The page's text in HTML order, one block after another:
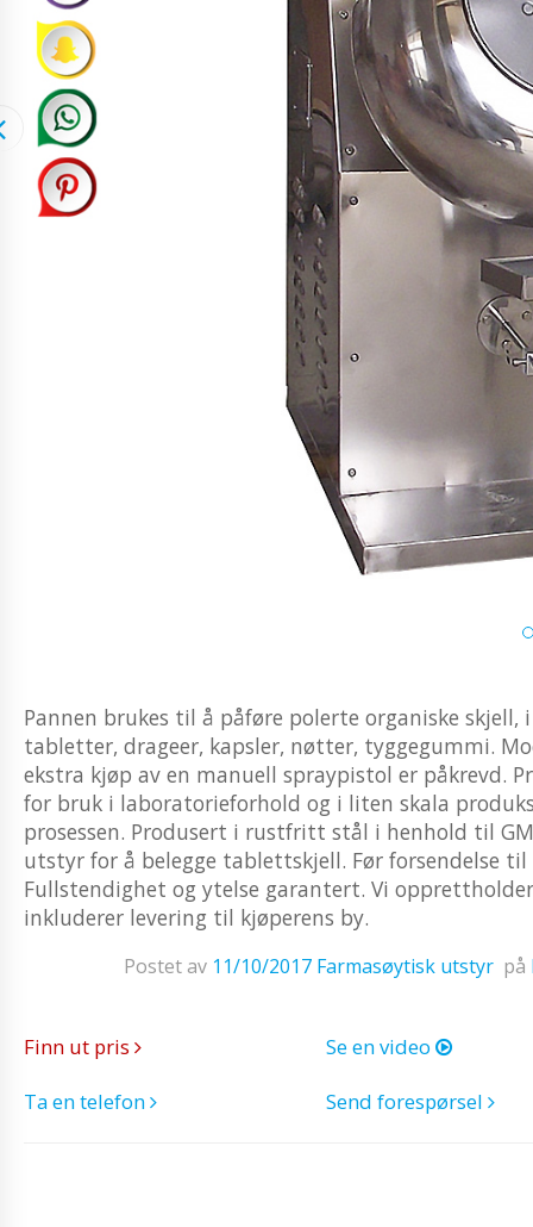
Pannen brukes til å påføre polerte organiske
tabletter, drageer, kapsler, nøtter, tyggegummi.
ekstra kjøp av en manuell spraypistol er påkrevd.
for bruk i laboratorieforhold og i liten skala
prosessen. Produsert i rustfritt stål i henhold til
utstyr for å belegge tablettskjell. Før forsendelse
Fullstendighet og ytelse garantert. Vi
inkluderer levering til kjøperens by.
Postet av 11/10/2017 Farmasøytisk utstyr på
Finn ut pris
Se en video
Ta en telefon
Send forespørsel